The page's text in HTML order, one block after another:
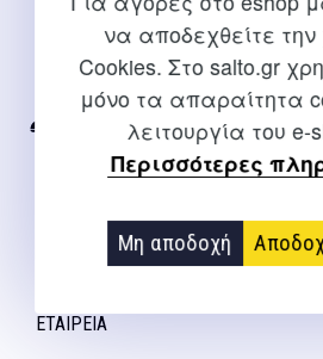
να αποδεχθείτε
Cookies. Στο salto.gr
μόνο τα απαραίτητα
λειτουργία του
Περισσότερες
Μη αποδοχή
ΕΠΙΚΟΙΝΩΝΊΑ
Για διευκρινίσεις και υποστήριξη
2310 267108
info@salto.gr
Αγγελάκη 21, Θεσσαλονίκη
ΕΤΑΙΡΕΊΑ